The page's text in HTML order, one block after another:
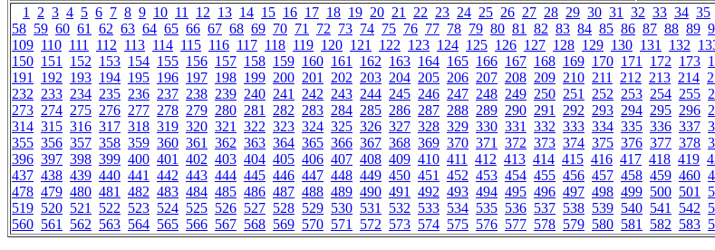
1 2 3 4 5 6 7 8 9 10 11 12 13 14 15 16 17 18 19 20 21 22 23 24 25 26 27 28 29 30 31 32 33 34 35
58 59 60 61 62 63 64 65 66 67 68 69 70 71 72 73 74 75 76 77 78 79 80 81 82 83 84 85 86 87 88 89
109 110 111 112 113 114 115 116 117 118 119 120 121 122 123 124 125 126 127 128 129 130 131 132
150 151 152 153 154 155 156 157 158 159 160 161 162 163 164 165 166 167 168 169 170 171 172 173
191 192 193 194 195 196 197 198 199 200 201 202 203 204 205 206 207 208 209 210 211 212 213 214
232 233 234 235 236 237 238 239 240 241 242 243 244 245 246 247 248 249 250 251 252 253 254 255
273 274 275 276 277 278 279 280 281 282 283 284 285 286 287 288 289 290 291 292 293 294 295 296
314 315 316 317 318 319 320 321 322 323 324 325 326 327 328 329 330 331 332 333 334 335 336 337
355 356 357 358 359 360 361 362 363 364 365 366 367 368 369 370 371 372 373 374 375 376 377 378
396 397 398 399 400 401 402 403 404 405 406 407 408 409 410 411 412 413 414 415 416 417 418 419
437 438 439 440 441 442 443 444 445 446 447 448 449 450 451 452 453 454 455 456 457 458 459 460
478 479 480 481 482 483 484 485 486 487 488 489 490 491 492 493 494 495 496 497 498 499 500 501
519 520 521 522 523 524 525 526 527 528 529 530 531 532 533 534 535 536 537 538 539 540 541 542
560 561 562 563 564 565 566 567 568 569 570 571 572 573 574 575 576 577 578 579 580 581 582 583